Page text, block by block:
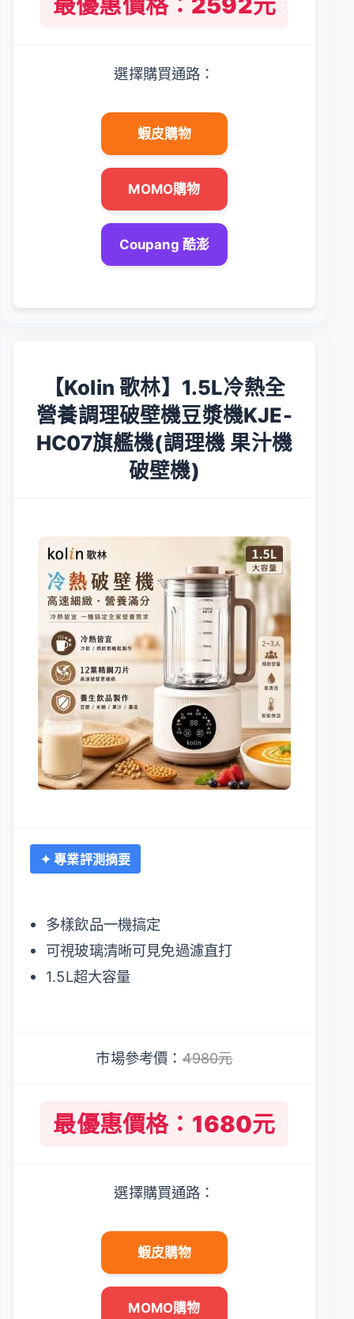
選擇購買通路：
蝦皮購物
MOMO購物
Coupang 酷澎
【Kolin 歌林】1.5L冷熱全
營養調理破壁機豆漿機KJE-
HC07旗艦機(調理機 果汁機
破壁機)
✦ 專業評測摘要
多樣飲品一機搞定
可視玻璃清晰可見免過濾直打
1.5L超大容量
市場參考價：4980元
最優惠價格：1680元
選擇購買通路：
蝦皮購物
MOMO購物